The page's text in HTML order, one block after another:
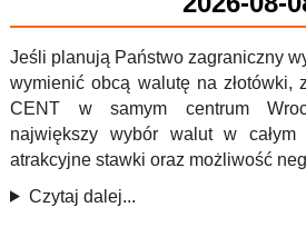
Jeśli planują Państwo zagraniczny
wymienić obcą walutę na złotówki,
CENT w samym centrum
największy wybór walut w całym
atrakcyjne stawki oraz możliwość
Czytaj dalej...